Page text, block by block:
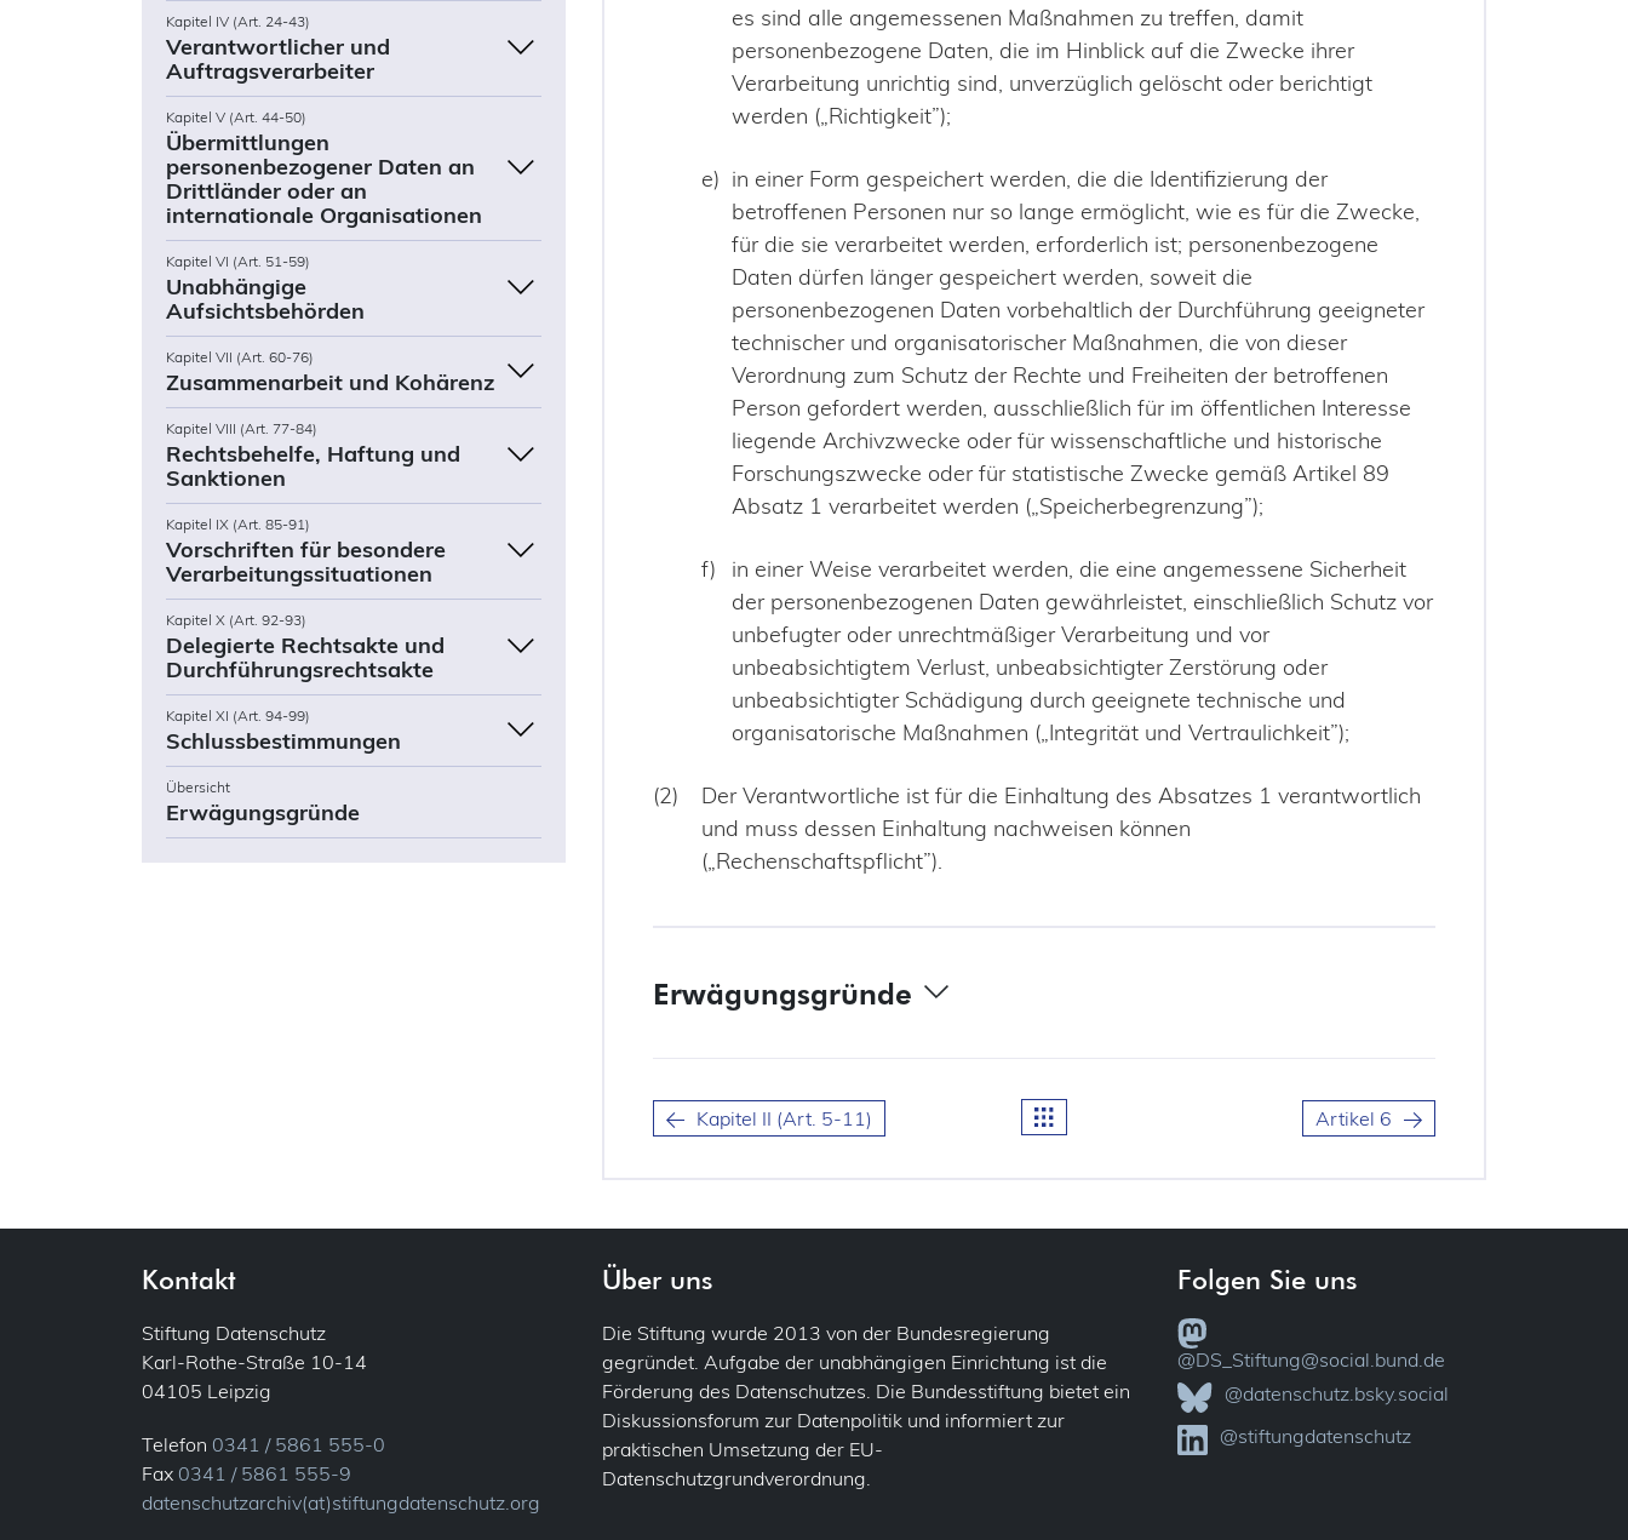
Kapitel IV (Art. 24-43)
Verantwortlicher und
Auftragsverarbeiter
Kapitel V (Art. 44-50)
Übermittlungen
personenbezogener Daten an
Drittländer oder an
internationale Organisationen
Kapitel VI (Art. 51-59)
Unabhängige
Aufsichtsbehörden
Kapitel VII (Art. 60-76)
Zusammenarbeit und Kohärenz
Kapitel VIII (Art. 77-84)
Rechtsbehelfe, Haftung und
Sanktionen
Kapitel IX (Art. 85-91)
Vorschriften für besondere
Verarbeitungssituationen
Kapitel X (Art. 92-93)
Delegierte Rechtsakte und
Durchführungsrechtsakte
Kapitel XI (Art. 94-99)
Schlussbestimmungen
Übersicht
Erwägungsgründe
es sind alle angemessenen Maßnahmen zu treffen, damit
personenbezogene Daten, die im Hinblick auf die Zwecke ihrer
Verarbeitung unrichtig sind, unverzüglich gelöscht oder berichtigt
werden („Richtigkeit”);
in einer Form gespeichert werden, die die Identifizierung der
betroffenen Personen nur so lange ermöglicht, wie es für die Zwecke,
für die sie verarbeitet werden, erforderlich ist; personenbezogene
Daten dürfen länger gespeichert werden, soweit die
personenbezogenen Daten vorbehaltlich der Durchführung geeigneter
technischer und organisatorischer Maßnahmen, die von dieser
Verordnung zum Schutz der Rechte und Freiheiten der betroffenen
Person gefordert werden, ausschließlich für im öffentlichen Interesse
liegende Archivzwecke oder für wissenschaftliche und historische
Forschungszwecke oder für statistische Zwecke gemäß Artikel 89
Absatz 1 verarbeitet werden („Speicherbegrenzung”);
in einer Weise verarbeitet werden, die eine angemessene Sicherheit
der personenbezogenen Daten gewährleistet, einschließlich Schutz vor
unbefugter oder unrechtmäßiger Verarbeitung und vor
unbeabsichtigtem Verlust, unbeabsichtigter Zerstörung oder
unbeabsichtigter Schädigung durch geeignete technische und
organisatorische Maßnahmen („Integrität und Vertraulichkeit”);
Der Verantwortliche ist für die Einhaltung des Absatzes 1 verantwortlich
und muss dessen Einhaltung nachweisen können
(„Rechenschaftspflicht”).
Erwägungsgründe
und in welchem Umfang die personenbezogenen Daten verarbeitet werden und künftig noch
verarbeitet werden. Der Grundsatz der Transparenz setzt voraus, dass alle Informationen und
sonstige Informationen, die eine faire und transparente Verarbeitung im Hinblick auf die betroffenen
erhalten, welche sie betreffende personenbezogene Daten verarbeitet werden. Natürliche Personen
sollten über die Risiken, Vorschriften, Garantien und Rechte im Zusammenhang mit der Verarbeitung
personenbezogener Daten informiert und darüber aufgeklärt werden, wie sie ihre diesbezüglichen
Rechte geltend machen können. Insbesondere sollten die bestimmten Zwecke, zu denen die
personenbezogenen Daten verarbeitet werden, eindeutig und rechtmäßig sein und zum Zeitpunkt
der Erhebung der personenbezogenen Daten feststehen. Die personenbezogenen Daten sollten für
die Zwecke, zu denen sie verarbeitet werden, angemessen und erheblich sowie auf das für die
Zwecke ihrer Verarbeitung notwendige Maß beschränkt sein. Dies erfordert insbesondere, dass die
Kapitel II (Art. 5-11) Artikel 6
Kontakt
Stiftung Datenschutz
Karl-Rothe-Straße 10-14
04105 Leipzig
Telefon 0341 / 5861 555-0
Fax 0341 / 5861 555-9
datenschutzarchiv(at)stiftungdatenschutz.org
Über uns
Die Stiftung wurde 2013 von der Bundesregierung
gegründet. Aufgabe der unabhängigen Einrichtung ist die
Förderung des Datenschutzes. Die Bundesstiftung bietet ein
Diskussionsforum zur Datenpolitik und informiert zur
praktischen Umsetzung der EU-
Datenschutzgrundverordnung.
Folgen Sie uns
@DS_Stiftung@social.bund.de
@datenschutz.bsky.social
@stiftungdatenschutz